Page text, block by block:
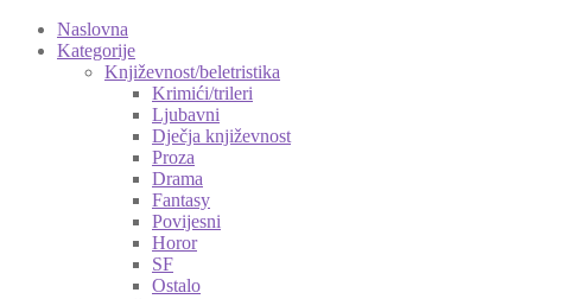
Naslovna
Kategorije
Književnost/beletristika
Krimići/trileri
Ljubavni
Dječja književnost
Proza
Drama
Fantasy
Povijesni
Horor
SF
Ostalo